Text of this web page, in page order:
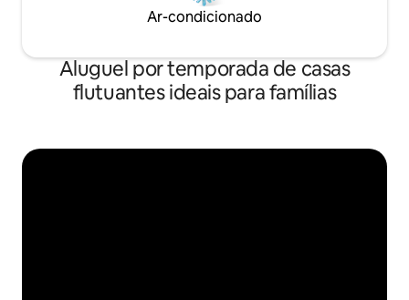
Ar-condicionado
Aluguel por temporada de casas
flutuantes ideais para famílias